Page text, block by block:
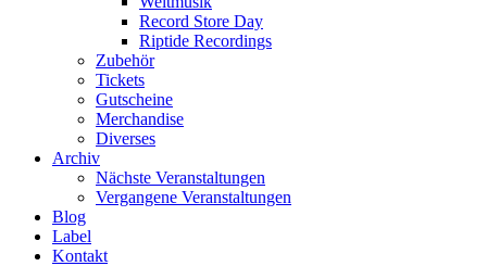
Record Store Day
Riptide Recordings
Zubehör
Tickets
Gutscheine
Merchandise
Diverses
Archiv
Nächste Veranstaltungen
Vergangene Veranstaltungen
Blog
Label
Kontakt